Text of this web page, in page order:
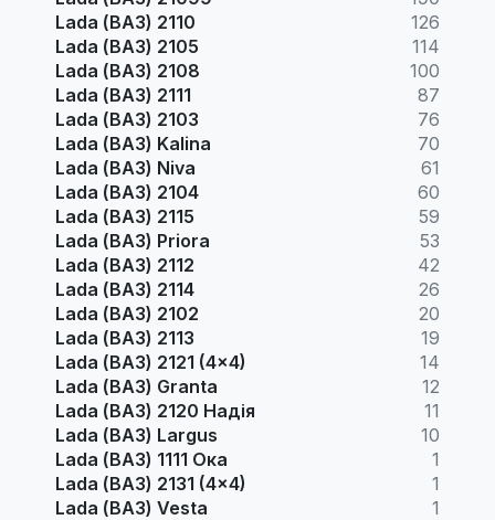
Lada (ВАЗ) 2110
126
Lada (ВАЗ) 2105
114
Lada (ВАЗ) 2108
100
Lada (ВАЗ) 2111
87
Lada (ВАЗ) 2103
76
Lada (ВАЗ) Kalina
70
Lada (ВАЗ) Niva
61
Lada (ВАЗ) 2104
60
Lada (ВАЗ) 2115
59
Lada (ВАЗ) Priora
53
Lada (ВАЗ) 2112
42
Lada (ВАЗ) 2114
26
Lada (ВАЗ) 2102
20
Lada (ВАЗ) 2113
19
Lada (ВАЗ) 2121 (4x4)
14
Lada (ВАЗ) Granta
12
Lada (ВАЗ) 2120 Надія
11
Lada (ВАЗ) Largus
10
Lada (ВАЗ) 1111 Ока
1
Lada (ВАЗ) 2131 (4x4)
1
Lada (ВАЗ) Vesta
1